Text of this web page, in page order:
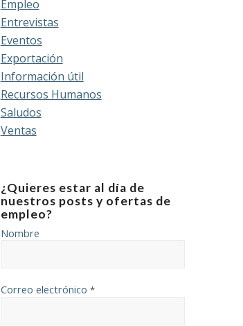
Empleo
Entrevistas
Eventos
Exportación
Información útil
Recursos Humanos
Saludos
Ventas
¿Quieres estar al día de
nuestros posts y ofertas de
empleo?
Nombre
Correo electrónico *